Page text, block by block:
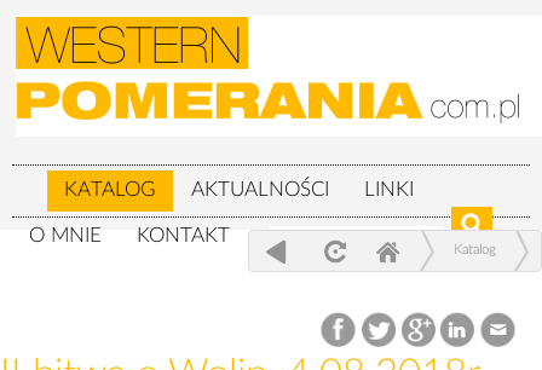
KATALOG AKTUALNOŚCI LINKI
O MNIE KONTAKT
Katalog
5.08.2018r.
II bitwa o Wolin, 4.08.2018r.